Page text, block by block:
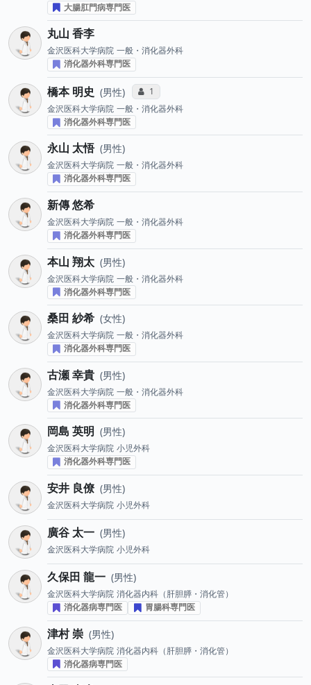
大腸肛門病専門医
丸山 香李
金沢医科大学病院 一般・消化器外科
消化器外科専門医
橋本 明史 男性 コミュニケーション・タイプ投票数
1
金沢医科大学病院 一般・消化器外科
消化器外科専門医
永山 太悟 男性
金沢医科大学病院 一般・消化器外科
消化器外科専門医
新傳 悠希
金沢医科大学病院 一般・消化器外科
消化器外科専門医
本山 翔太 男性
金沢医科大学病院 一般・消化器外科
消化器外科専門医
桑田 紗希 女性
金沢医科大学病院 一般・消化器外科
消化器外科専門医
古瀬 幸貴 男性
金沢医科大学病院 一般・消化器外科
消化器外科専門医
岡島 英明 男性
金沢医科大学病院 小児外科
消化器外科専門医
安井 良僚 男性
金沢医科大学病院 小児外科
廣谷 太一 男性
金沢医科大学病院 小児外科
久保田 龍一 男性
金沢医科大学病院 消化器内科（肝胆膵・消化管）
消化器病専門医
胃腸科専門医
津村 崇 男性
金沢医科大学病院 消化器内科（肝胆膵・消化管）
消化器病専門医